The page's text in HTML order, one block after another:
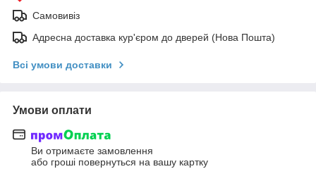
Самовивіз
Адресна доставка кур'єром до дверей (Нова Пошта)
Всі умови доставки
Умови оплати
Ви отримаєте замовлення
або гроші повернуться на вашу картку